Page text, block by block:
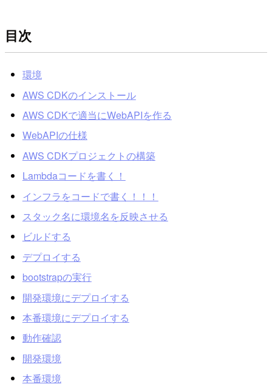
目次
環境
AWS CDKのインストール
AWS CDKで適当にWebAPIを作る
WebAPIの仕様
AWS CDKプロジェクトの構築
Lambdaコードを書く！
インフラをコードで書く！！！
スタック名に環境名を反映させる
ビルドする
デプロイする
bootstrapの実行
開発環境にデプロイする
本番環境にデプロイする
動作確認
開発環境
本番環境